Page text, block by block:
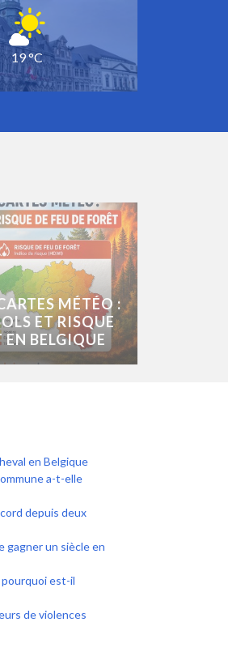
19 °C
MÉTÉO :
ET RISQUE
EN BELGIQUE
en Belgique
a-t-elle
depuis deux
gagner un siècle en
est-il
de violences